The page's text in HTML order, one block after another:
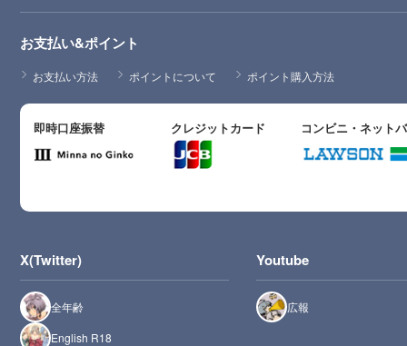
お支払い&ポイント
お支払い方法 ポイントについて ポイント購入方法
即時口座振替 クレジットカード コンビニ・ネット
X(Twitter)
全年齢
English R18
Youtube
広報